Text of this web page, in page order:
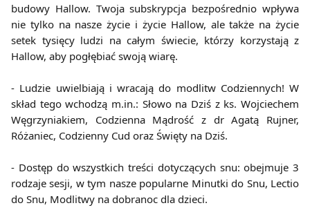
budowy Hallow. Twoja subskrypcja bezpośrednio wpływa
nie tylko na nasze życie i życie Hallow, ale także na życie
setek tysięcy ludzi na całym świecie, którzy korzystają z
Hallow, aby pogłębiać swoją wiarę.
- Ludzie uwielbiają i wracają do modlitw Codziennych! W
skład tego wchodzą m.in.: Słowo na Dziś z ks. Wojciechem
Węgrzyniakiem, Codzienna Mądrość z dr Agatą Rujner,
Różaniec, Codzienny Cud oraz Święty na Dziś.
- Dostęp do wszystkich treści dotyczących snu: obejmuje 3
rodzaje sesji, w tym nasze popularne Minutki do Snu, Lectio
do Snu, Modlitwy na dobranoc dla dzieci.